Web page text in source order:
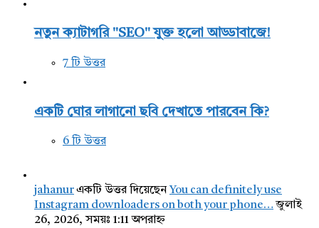
নতুন ক্যাটাগরি "SEO" যুক্ত হলো আড্ডাবাজে!
7 টি উত্তর
একটি ঘোর লাগানো ছবি দেখাতে পারবেন কি?
6 টি উত্তর
jahanurএকটি উত্তর দিয়েছেন You can definitely use
Instagram downloaders on both your phone… জুলাই
26, 2026, সময়ঃ 1:11 অপরাহ্ন